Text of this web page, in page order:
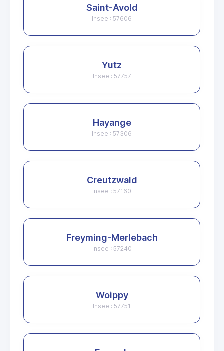
Saint-Avold
Insee : 57606
Yutz
Insee : 57757
Hayange
Insee : 57306
Creutzwald
Insee : 57160
Freyming-Merlebach
Insee : 57240
Woippy
Insee : 57751